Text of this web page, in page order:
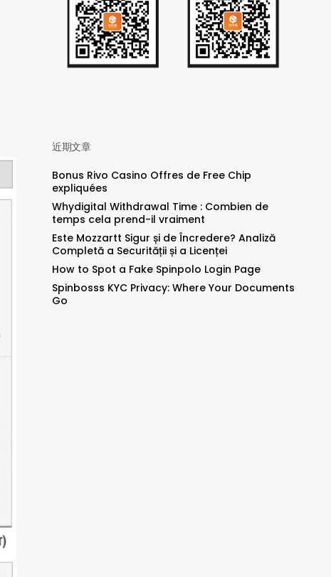
近期文章
Bonus Rivo Casino Offres de Free Chip
expliquées
Whydigital Withdrawal Time : Combien de
temps cela prend-il vraiment
Este Mozzartt Sigur și de Încredere? Analiză
Completă a Securității și a Licenței
How to Spot a Fake Spinpolo Login Page
Spinbosss KYC Privacy: Where Your Documents
Go